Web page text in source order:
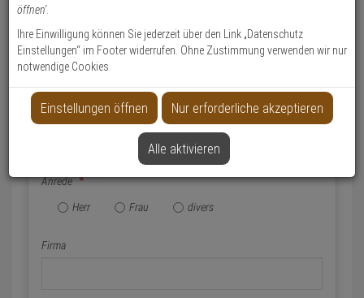
um
Suche
Geschäftskunden-
Konto anlegen
anlegen
Name & Anschrift
Anrede *
Herr
Frau divers
Firma
öffnen'.
Ihre Einwilligung können Sie jederzeit über den Link „Datenschutz
Einstellungen“ im Footer widerrufen. Ohne Zustimmung verwenden wir nur
notwendige Cookies.
Einstellungen öffnen Nur erforderliche akzeptieren
Alle aktivieren